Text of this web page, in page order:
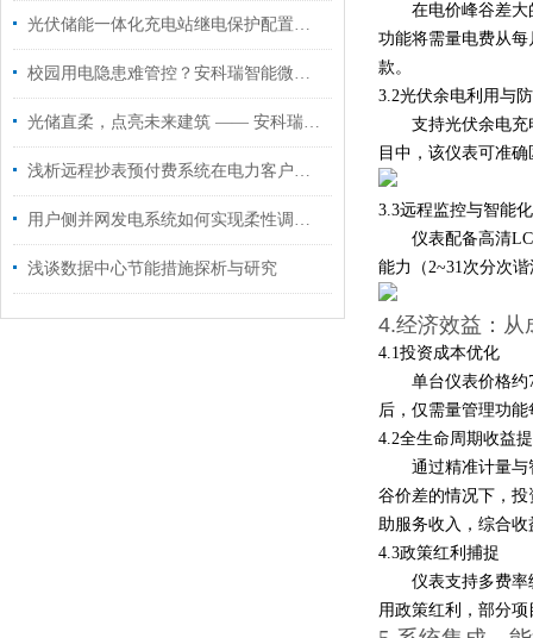
光伏储能一体化充电站继电保护配置及运管平台解决方案
校园用电隐患难管控？安科瑞智能微断一站式实现电气安全 + 智能管理
光储直柔，点亮未来建筑 —— 安科瑞解决方案赋能城市低碳新场景
浅析远程抄表预付费系统在电力客户管理方面的应用
用户侧并网发电系统如何实现柔性调解防止“倒送电”
浅谈数据中心节能措施探析与研究
在电价峰谷差大
功能将需量电费从
款。
3.2光伏余电利用与
支持光伏余电
目中，该仪表可准
3.3远程监控与智能
仪表配备高清
能力（2~31次分次
4.经济效益：从
4.1投资成本优化
单台仪表价格约
后，仅需量管理功
4.2全生命周期收益
通过精准计量与
谷价差的情况下，投
助服务收入，综合
4.3政策红利捕捉
仪表支持多费
用政策红利，部分